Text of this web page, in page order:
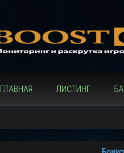
ГЛАВНАЯ ЛИСТИНГ